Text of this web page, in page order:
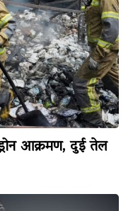
आक्रमण, दुई तेल